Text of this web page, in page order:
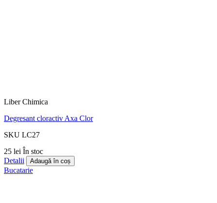
Liber Chimica
Degresant cloractiv Axa Clor
SKU LC27
25 lei În stoc
Detalii
Adaugă în coș
Bucatarie